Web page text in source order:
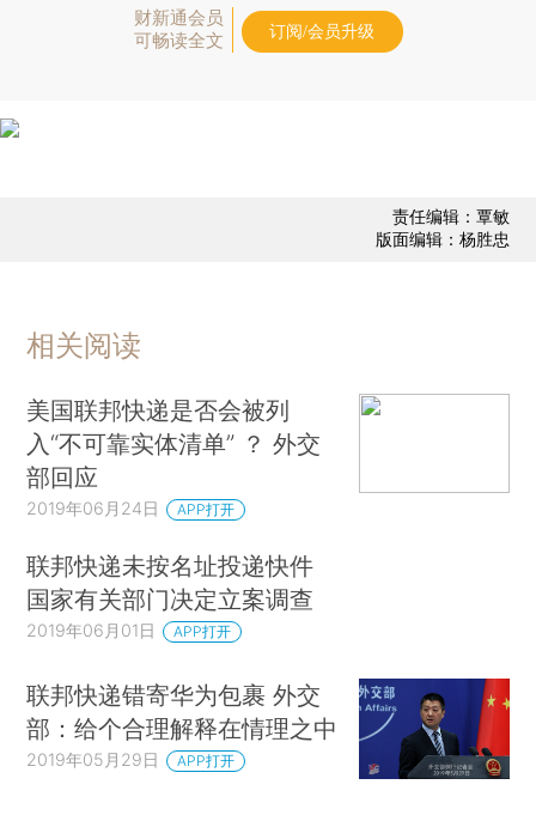
财新通会员
可畅读全文
订阅/会员升级
责任编辑：覃敏
版面编辑：杨胜忠
相关阅读
美国联邦快递是否会被列
入“不可靠实体清单” ？ 外交
部回应
2019年06月24日 APP打开
联邦快递未按名址投递快件
国家有关部门决定立案调查
2019年06月01日 APP打开
联邦快递错寄华为包裹 外交
部：给个合理解释在情理之中
2019年05月29日 APP打开